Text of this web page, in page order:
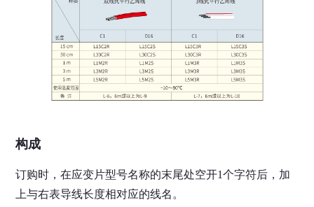
构成
订购时，在应变片型号名称的末尾处空开1个字符后，加
上与右表导线长度相对应的线名。